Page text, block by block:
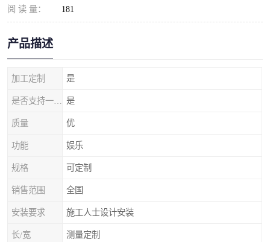
阅 读 量： 181
产品描述
加工定制 是
是
质量 优
功能 娱乐
规格 可定制
销售范围 全国
安装要求 施工人士设计安装
长/宽 测量定制